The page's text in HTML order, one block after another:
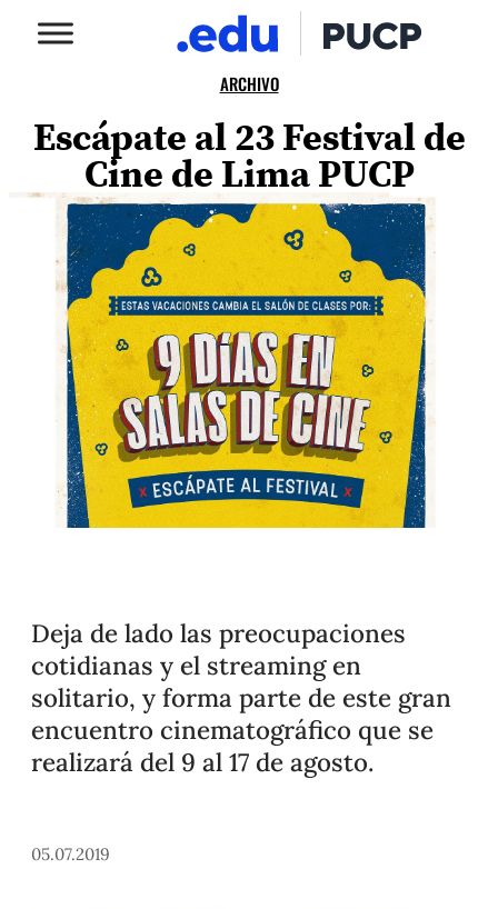
ARCHIVO
Escápate al 23 Festival de
Cine de Lima PUCP
Deja de lado las preocupaciones
cotidianas y el streaming en
solitario, y forma parte de este gran
encuentro cinematográfico que se
realizará del 9 al 17 de agosto.
05.07.2019